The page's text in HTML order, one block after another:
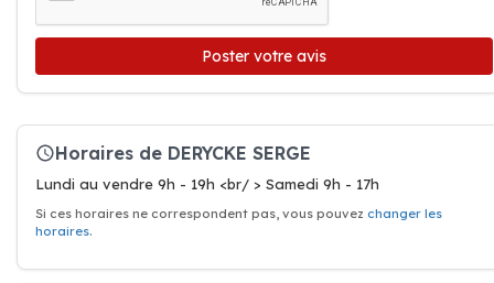
Poster votre avis
Horaires de DERYCKE SERGE
Lundi au vendre 9h - 19h <br/ > Samedi 9h - 17h
Si ces horaires ne correspondent pas, vous pouvez changer les
horaires.